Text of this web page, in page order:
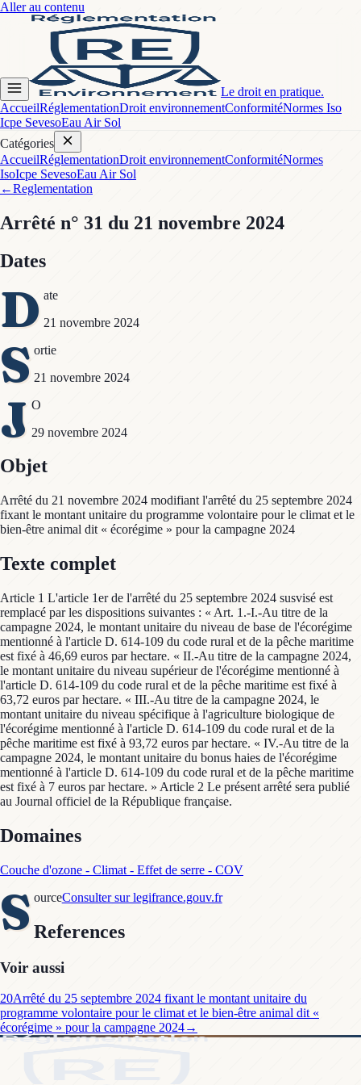
Aller au contenu
Le droit en pratique.
AccueilRéglementationDroit environnementConformitéNormes Iso
Icpe SevesoEau Air Sol
Catégories
AccueilRéglementationDroit environnementConformitéNormes
IsoIcpe SevesoEau Air Sol
←Reglementation
Arrêté n° 31 du 21 novembre 2024
Dates
D ate
21 novembre 2024
S ortie
21 novembre 2024
J O
29 novembre 2024
Objet
Arrêté du 21 novembre 2024 modifiant l'arrêté du 25 septembre 2024
fixant le montant unitaire du programme volontaire pour le climat et le
bien-être animal dit « écorégime » pour la campagne 2024
Texte complet
Article 1 L'article 1er de l'arrêté du 25 septembre 2024 susvisé est
remplacé par les dispositions suivantes : « Art. 1.-I.-Au titre de la
campagne 2024, le montant unitaire du niveau de base de l'écorégime
mentionné à l'article D. 614-109 du code rural et de la pêche maritime
est fixé à 46,69 euros par hectare. « II.-Au titre de la campagne 2024,
le montant unitaire du niveau supérieur de l'écorégime mentionné à
l'article D. 614-109 du code rural et de la pêche maritime est fixé à
63,72 euros par hectare. « III.-Au titre de la campagne 2024, le
montant unitaire du niveau spécifique à l'agriculture biologique de
l'écorégime mentionné à l'article D. 614-109 du code rural et de la
pêche maritime est fixé à 93,72 euros par hectare. « IV.-Au titre de la
campagne 2024, le montant unitaire du bonus haies de l'écorégime
mentionné à l'article D. 614-109 du code rural et de la pêche maritime
est fixé à 7 euros par hectare. » Article 2 Le présent arrêté sera publié
au Journal officiel de la République française.
Domaines
Couche d'ozone - Climat - Effet de serre - COV
S ourceConsulter sur legifrance.gouv.fr
References
Voir aussi
20Arrêté du 25 septembre 2024 fixant le montant unitaire du
programme volontaire pour le climat et le bien-être animal dit «
écorégime » pour la campagne 2024→